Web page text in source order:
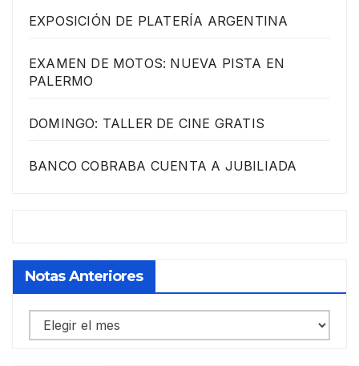
EXPOSICIÓN DE PLATERÍA ARGENTINA
EXAMEN DE MOTOS: NUEVA PISTA EN
PALERMO
DOMINGO: TALLER DE CINE GRATIS
BANCO COBRABA CUENTA A JUBILIADA
Notas Anteriores
Notas
anteriores